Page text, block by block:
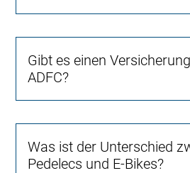
Gibt es einen
ADFC?
Was ist der Unterschied
Pedelecs und E-Bikes?